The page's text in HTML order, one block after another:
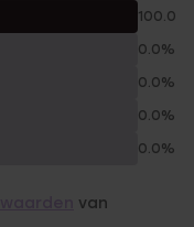
100.0%
0.0%
0.0%
0.0%
0.0%
van